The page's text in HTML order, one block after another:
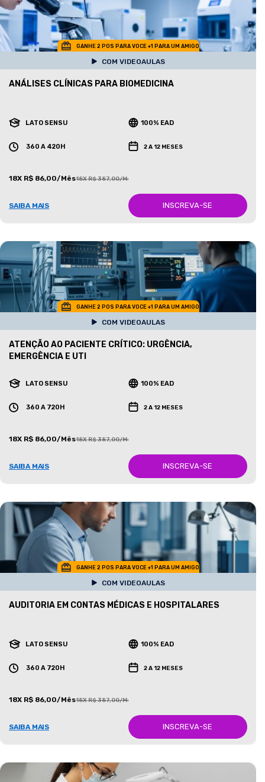
GANHE 2 POS PARA VOCE +1 PARA UM AMIGO
COM VIDEOAULAS
ANÁLISES CLÍNICAS PARA BIOMEDICINA
LATO SENSU 100% EAD
360 A 420H 2 A 12 MESES
18X R$ 86,00/Mês18X R$ 387,00/Mês
SAIBA MAIS INSCREVA-SE
GANHE 2 POS PARA VOCE +1 PARA UM AMIGO
COM VIDEOAULAS
ATENÇÃO AO PACIENTE CRÍTICO: URGÊNCIA,
EMERGÊNCIA E UTI
LATO SENSU 100% EAD
360 A 720H 2 A 12 MESES
18X R$ 86,00/Mês18X R$ 387,00/Mês
SAIBA MAIS INSCREVA-SE
GANHE 2 POS PARA VOCE +1 PARA UM AMIGO
COM VIDEOAULAS
AUDITORIA EM CONTAS MÉDICAS E HOSPITALARES
LATO SENSU 100% EAD
360 A 720H 2 A 12 MESES
18X R$ 86,00/Mês18X R$ 387,00/Mês
SAIBA MAIS INSCREVA-SE